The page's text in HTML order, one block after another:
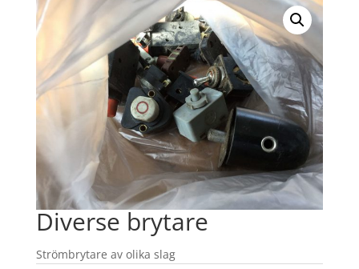
Diverse brytare
Strömbrytare av olika slag